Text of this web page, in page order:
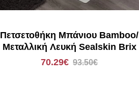
Πετσετοθήκη Μπάνιου Bamboo/
Μεταλλική Λευκή Sealskin Brix
70.29€ 93.50€